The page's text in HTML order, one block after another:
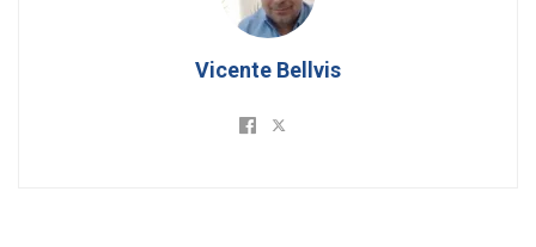
Vicente Bellvis